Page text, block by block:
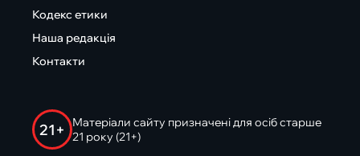
Кодекс етики
Наша редакція
Контакти
21+
Матеріали сайту призначені для осіб старше
21 року (21+)